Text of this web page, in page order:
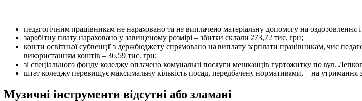
педагогічним працівникам не нараховано та не виплачено матеріальну допомогу на
заробітну плату нараховано у завищеному розмірі – збитки склали 273,72 тис. грн;
кошти освітньої субвенції з держбюджету спрямовано на виплату зарплати працівникам, чиє
використанням коштів – 36,59 тис. грн;
зі спеціального фонду коледжу оплачено комунальні послуги мешканців гуртожитку по вул.
штат коледжу перевищує максимальну кількість посад, передбачену нормативами, – на утримання
Музичні інструменти відсутні або зламані